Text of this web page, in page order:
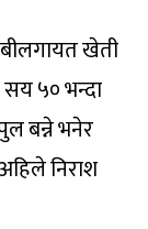
खेती
५० भन्दा
बन्ने भनेर
निराश